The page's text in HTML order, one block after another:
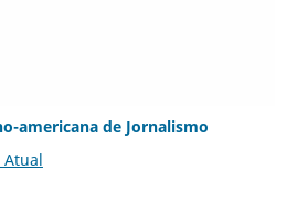
americana de Jornalismo
Atual